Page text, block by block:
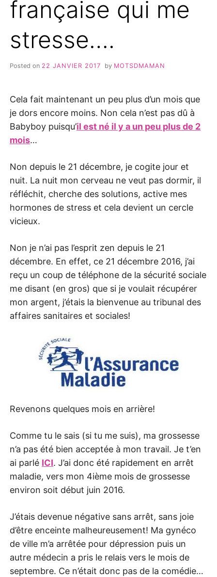
française qui me
stresse….
Posted on 22 JANVIER 2017 by MOTSDMAMAN
Cela fait maintenant un peu plus d’un mois que
je dors encore moins. Non cela n’est pas dû à
Babyboy puisqu’il est né il y a un peu plus de 2
mois…
Non depuis le 21 décembre, je cogite jour et
nuit. La nuit mon cerveau ne veut pas dormir, il
réfléchit, cherche des solutions, active mes
hormones de stress et cela devient un cercle
vicieux.
Non je n’ai pas l’esprit zen depuis le 21
décembre. En effet, ce 21 décembre 2016, j’ai
reçu un coup de téléphone de la sécurité sociale
me disant (en gros) que si je voulait récupérer
mon argent, j’étais la bienvenue au tribunal des
affaires sanitaires et sociales!
Revenons quelques mois en arrière!
Comme tu le sais (si tu me suis), ma grossesse
n’a pas été bien acceptée à mon travail. Je t’en
ai parlé ICI. J’ai donc été rapidement en arrêt
maladie, vers mon 4ième mois de grossesse
environ soit début juin 2016.
J’étais devenue négative sans arrêt, sans joie
d’être enceinte malheureusement! Ma gynéco
de ville m’a arrêtée pour dépression puis un
autre médecin a pris le relais vers le mois de
septembre. Ce n’était donc pas de la comédie…